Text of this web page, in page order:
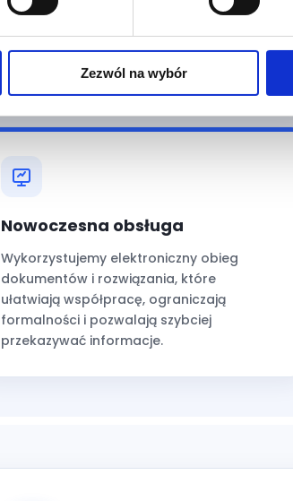
Zezwól na wybór
przygotowujemy zgodnie z
terminami. Klient wie, kiedy i jakie
informacje otrzyma.
Nowoczesna obsługa
Wykorzystujemy elektroniczny obieg
dokumentów i rozwiązania, które
ułatwiają współpracę, ograniczają
formalności i pozwalają szybciej
przekazywać informacje.